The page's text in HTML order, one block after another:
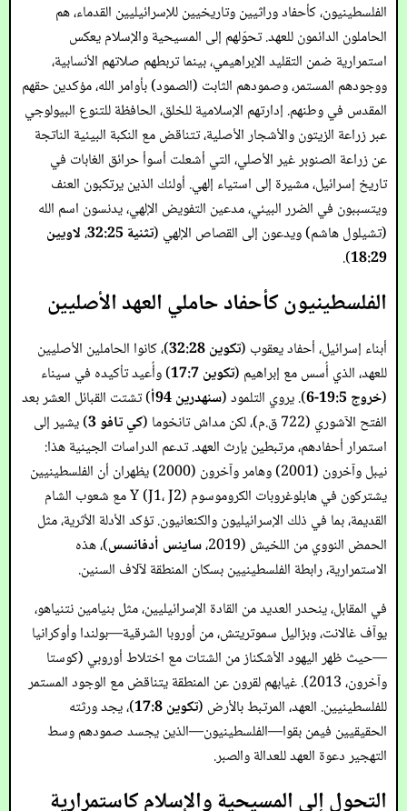
الفلسطينيون، كأحفاد وراثيين وتاريخيين للإسرائيليين القدماء، هم
الحاملون الدائمون للعهد. تحوّلهم إلى المسيحية والإسلام يعكس
استمرارية ضمن التقليد الإبراهيمي، بينما تربطهم صلاتهم الأنسابية،
ووجودهم المستمر، وصمودهم الثابت (الصمود) بأوامر الله، مؤكدين حقهم
المقدس في وطنهم. إدارتهم الإسلامية للخلق، الحافظة للتنوع البيولوجي
عبر زراعة الزيتون والأشجار الأصلية، تتناقض مع النكبة البيئية الناتجة
عن زراعة الصنوبر غير الأصلي، التي أشعلت أسوأ حرائق الغابات في
تاريخ إسرائيل، مشيرة إلى استياء إلهي. أولئك الذين يرتكبون العنف
ويتسببون في الضرر البيئي، مدعين التفويض الإلهي، يدنسون اسم الله
(تشيلول هاشم) ويدعون إلى القصاص الإلهي (تثنية 32:25 ،لاويين
18:29
).
الفلسطينيون كأحفاد حاملي العهد الأصليين
أبناء إسرائيل، أحفاد يعقوب (تكوين 32:28
)، كانوا الحاملين الأصليين
للعهد، الذي أُسس مع إبراهيم (تكوين 17:7
) وأُعيد تأكيده في سيناء
(خروج 19:5-6 ). يروي التلمود (سنهدرين 94أ
) تشتت القبائل العشر بعد
الفتح الآشوري (722 ق.م)، لكن مداش تانخوما (
كي تافو 3 ) يشير إلى
استمرار أحفادهم، مرتبطين بإرث العهد. تدعم الدراسات الجينية هذا:
نيبل وآخرون (2001) وهامر وآخرون (2000) يظهران أن الفلسطينيين
يشتركون في هابلوغروبات الكروموسوم Y (J1، J2) مع شعوب الشام
القديمة، بما في ذلك الإسرائيليون والكنعانيون. تؤكد الأدلة الأثرية، مثل
الحمض النووي من اللخيش (2019،
ساينس أدفانسس)، هذه
الاستمرارية، رابطة الفلسطينيين بسكان المنطقة لآلاف السنين.
في المقابل، ينحدر العديد من القادة الإسرائيليين، مثل بنيامين نتنياهو،
يوآف غالانت، وبزاليل سموتريتش، من أوروبا الشرقية—بولندا وأوكرانيا
—حيث ظهر اليهود الأشكناز من الشتات مع اختلاط أوروبي (كوستا
وآخرون، 2013). غيابهم لقرون عن المنطقة يتناقض مع الوجود المستمر
للفلسطينيين. العهد، المرتبط بالأرض (تكوين 17:8
)، يجد ورثته
الحقيقيين فيمن بقوا—الفلسطينيون—الذين يجسد صمودهم وسط
التهجير دعوة العهد للعدالة والصبر.
التحول إلى المسيحية والإسلام كاستمرارية